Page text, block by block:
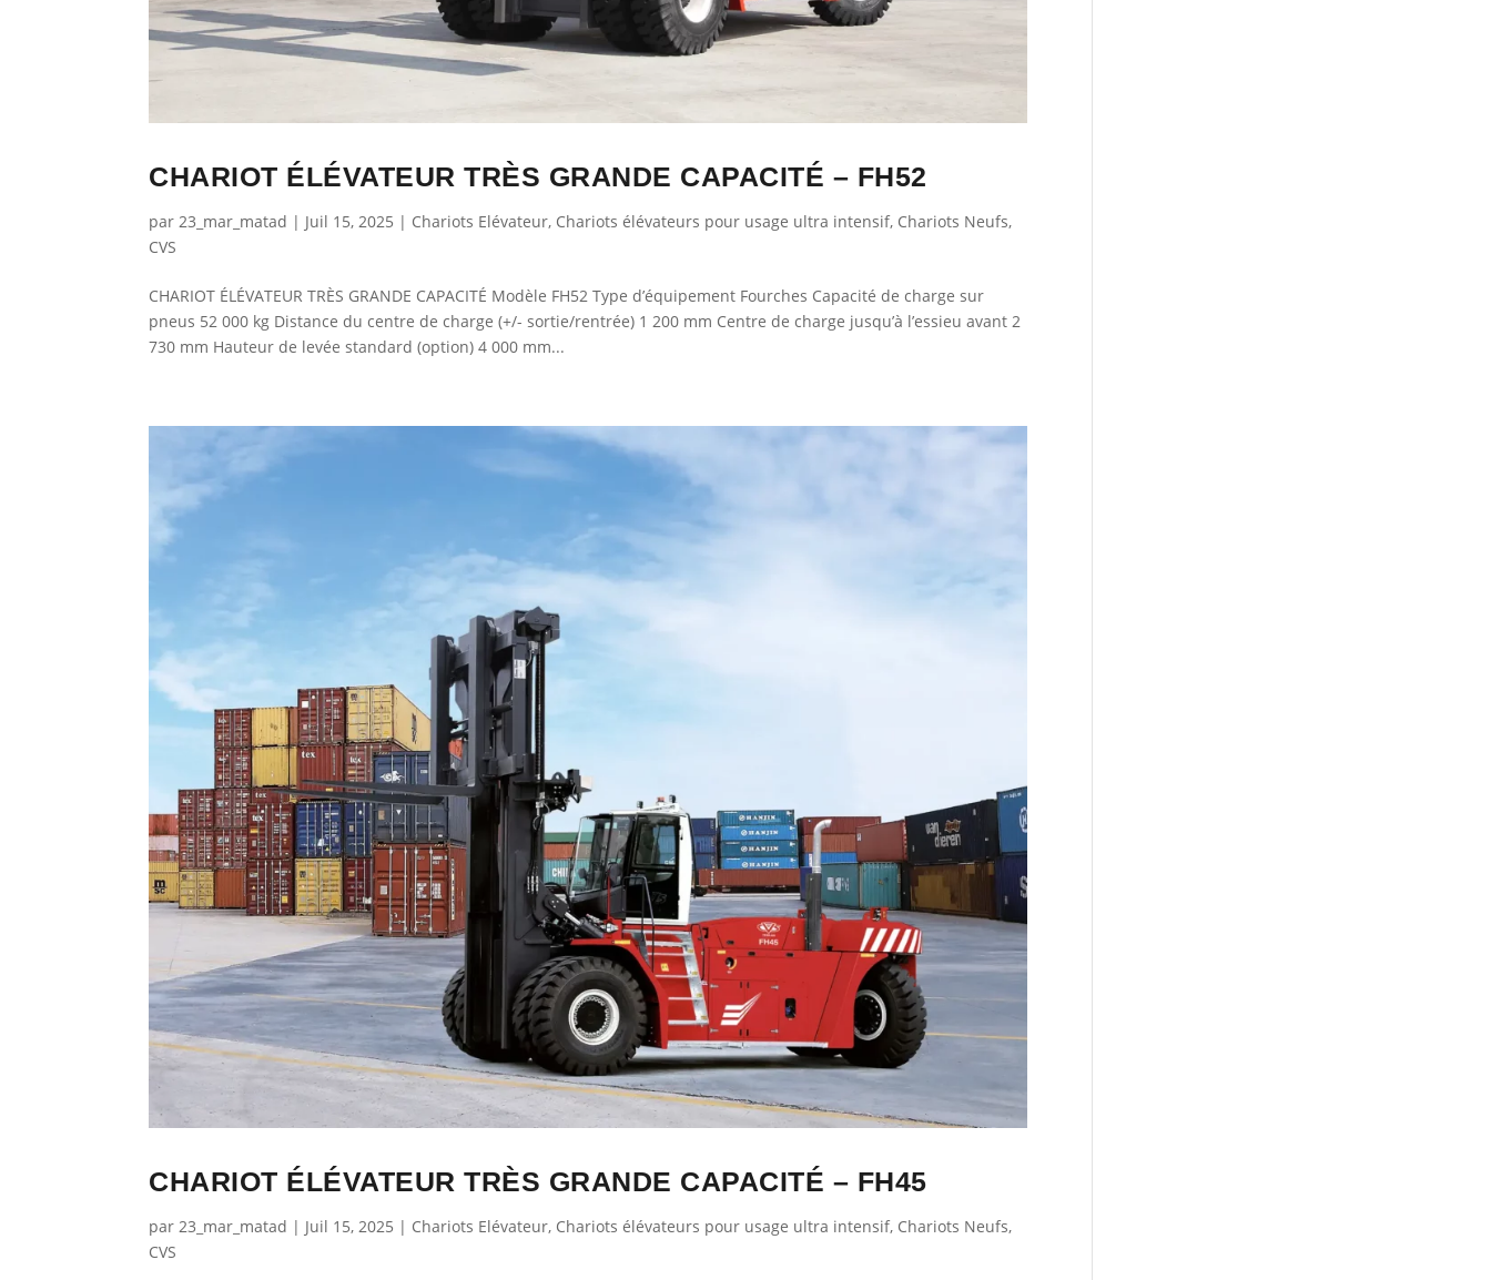
CHARIOT ÉLÉVATEUR TRÈS GRANDE CAPACITÉ – FH52
par23_mar_matad | Juil 15, 2025 | Chariots Elévateur, Chariots élévateurs pour usage ultra intensif, Chariots Neufs,
CVS
CHARIOT ÉLÉVATEUR TRÈS GRANDE CAPACITÉ Modèle FH52 Type d’équipement Fourches Capacité de charge sur
pneus 52 000 kg Distance du centre de charge (+/- sortie/rentrée) 1 200 mm Centre de charge jusqu’à l’essieu avant 2
730 mm Hauteur de levée standard (option) 4 000 mm...
CHARIOT ÉLÉVATEUR TRÈS GRANDE CAPACITÉ – FH45
par23_mar_matad | Juil 15, 2025 | Chariots Elévateur, Chariots élévateurs pour usage ultra intensif, Chariots Neufs,
CVS